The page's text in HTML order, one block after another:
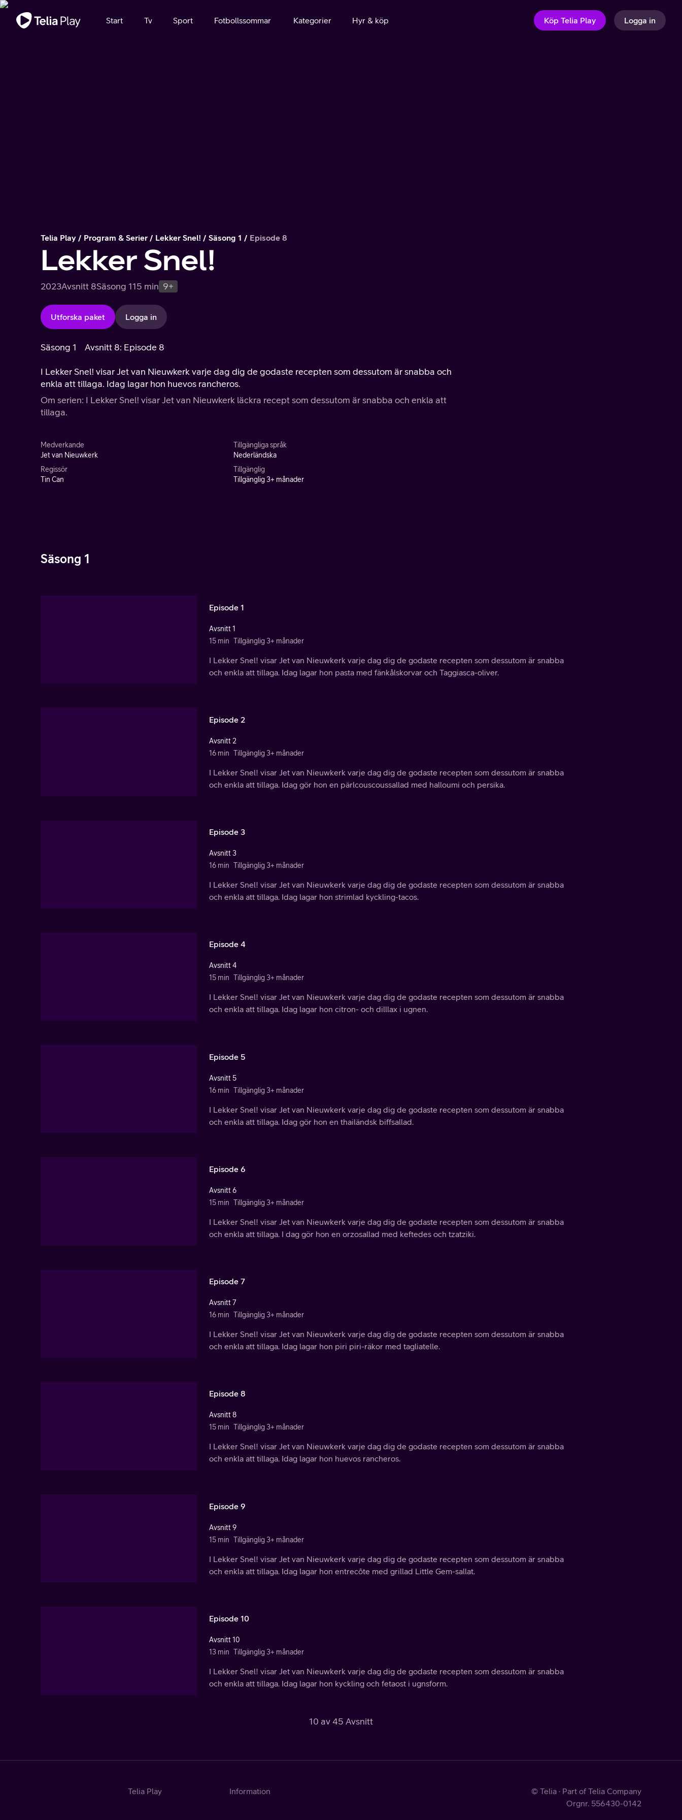
Viktigt meddelande
Start Tv Sport Fotbollssommar Kategorier Hyr & köp Köp Telia Play Logga in
Telia Play Program & Serier Lekker Snel! Säsong 1 Episode 8
Lekker Snel!
2023Avsnitt 8Säsong 115 min 9+
Utforska paket Logga in
Säsong 1 Avsnitt 8: Episode 8
I Lekker Snel! visar Jet van Nieuwkerk varje dag dig de godaste recepten som dessutom är snabba och
enkla att tillaga. Idag lagar hon huevos rancheros.
Om serien: I Lekker Snel! visar Jet van Nieuwkerk läckra recept som dessutom är snabba och enkla att
tillaga.
Medverkande
Jet van Nieuwkerk
Regissör
Tin Can
Tillgängliga språk
Nederländska
Tillgänglig
Tillgänglig 3+ månader
Säsong 1
Episode 1
Avsnitt 1
15 min Tillgänglig 3+ månader
I Lekker Snel! visar Jet van Nieuwkerk varje dag dig de godaste recepten som dessutom är snabba
och enkla att tillaga. Idag lagar hon pasta med fänkålskorvar och Taggiasca-oliver.
Episode 2
Avsnitt 2
16 min Tillgänglig 3+ månader
I Lekker Snel! visar Jet van Nieuwkerk varje dag dig de godaste recepten som dessutom är snabba
och enkla att tillaga. Idag gör hon en pärlcouscoussallad med halloumi och persika.
Episode 3
Avsnitt 3
16 min Tillgänglig 3+ månader
I Lekker Snel! visar Jet van Nieuwkerk varje dag dig de godaste recepten som dessutom är snabba
och enkla att tillaga. Idag lagar hon strimlad kyckling-tacos.
Episode 4
Avsnitt 4
15 min Tillgänglig 3+ månader
I Lekker Snel! visar Jet van Nieuwkerk varje dag dig de godaste recepten som dessutom är snabba
och enkla att tillaga. Idag lagar hon citron- och dilllax i ugnen.
Episode 5
Avsnitt 5
16 min Tillgänglig 3+ månader
I Lekker Snel! visar Jet van Nieuwkerk varje dag dig de godaste recepten som dessutom är snabba
och enkla att tillaga. Idag gör hon en thailändsk biffsallad.
Episode 6
Avsnitt 6
15 min Tillgänglig 3+ månader
I Lekker Snel! visar Jet van Nieuwkerk varje dag dig de godaste recepten som dessutom är snabba
och enkla att tillaga. I dag gör hon en orzosallad med keftedes och tzatziki.
Episode 7
Avsnitt 7
16 min Tillgänglig 3+ månader
I Lekker Snel! visar Jet van Nieuwkerk varje dag dig de godaste recepten som dessutom är snabba
och enkla att tillaga. Idag lagar hon piri piri-räkor med tagliatelle.
Episode 8
Avsnitt 8
15 min Tillgänglig 3+ månader
I Lekker Snel! visar Jet van Nieuwkerk varje dag dig de godaste recepten som dessutom är snabba
och enkla att tillaga. Idag lagar hon huevos rancheros.
Episode 9
Avsnitt 9
15 min Tillgänglig 3+ månader
I Lekker Snel! visar Jet van Nieuwkerk varje dag dig de godaste recepten som dessutom är snabba
och enkla att tillaga. Idag lagar hon entrecôte med grillad Little Gem-sallat.
Episode 10
Avsnitt 10
13 min Tillgänglig 3+ månader
I Lekker Snel! visar Jet van Nieuwkerk varje dag dig de godaste recepten som dessutom är snabba
och enkla att tillaga. Idag lagar hon kyckling och fetaost i ugnsform.
10 av 45 Avsnitt
Telia Play
Information
© Telia · Part of Telia Company
Orgnr. 556430-0142